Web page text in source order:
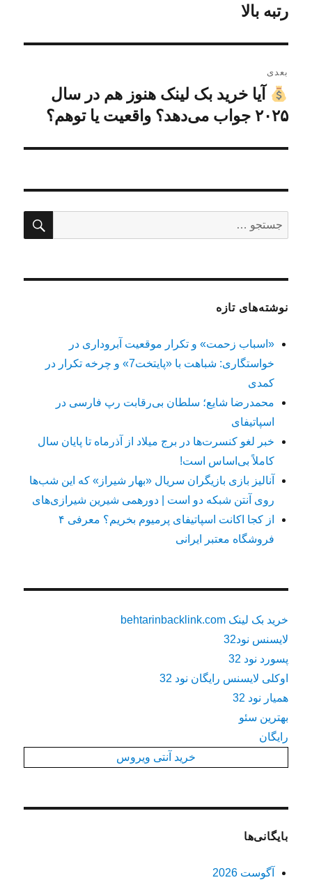
قبلی:
رتبه بالا
بعدی
نوشته
بعدی:
آیا خرید بک لینک هنوز هم در سال
۲۰۲۵ جواب می‌دهد؟ واقعیت یا توهم؟
جستجو
برای:
نوشته‌های تازه
«اسباب زحمت» و تکرار موقعیت آبروداری در
خواستگاری: شباهت با «پایتخت7» و چرخه تکرار در
کمدی
محمدرضا شایع؛ سلطان بی‌رقابت رپ فارسی در
اسپاتیفای
خبر لغو کنسرت‌ها در برج میلاد از آذرماه تا پایان سال
کاملاً بی‌اساس است!
آنالیز بازی بازیگران سریال «بهار شیراز» که این شب‌ها
روی آنتن شبکه دو است | دورهمی شیرین شیرازی‌های
از کجا اکانت اسپاتیفای پرمیوم بخریم؟ معرفی ۴
فروشگاه معتبر ایرانی
خرید بک لینک behtarinbacklink.com
لایسنس نود32
پسورد نود 32
اوکلی لایسنس رایگان نود 32
همیار نود 32
بهترین سئو
رایگان
خرید آنتی ویروس
بایگانی‌ها
آگوست 2026